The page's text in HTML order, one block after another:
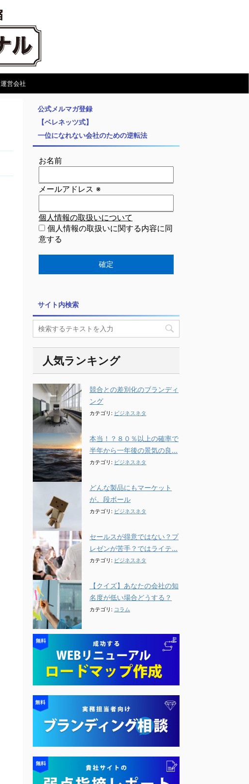
運営会社
公式メルマガ登録
【ベレネッツ式】
一位になれない会社のための逆転法
お名前
メールアドレス ※
個人情報の取扱いについて
個人情報の取扱いに関する内容に同
意する
サイト内検索
人気ランキング
競合との差別化のブランディ
ング
カテゴリ: ビジネスネタ
本当！？８０％以上の確率で
半年から一年後の景気の良...
カテゴリ: ビジネスネタ
どんな製品にもマーケット
が。段ボール
カテゴリ: ビジネスネタ
セールスが得意ではない？プ
レゼンが苦手？ではライテ...
カテゴリ: ビジネスネタ
【クイズ】あなたの会社の知
名度が低い場合どうする？
カテゴリ: コラム